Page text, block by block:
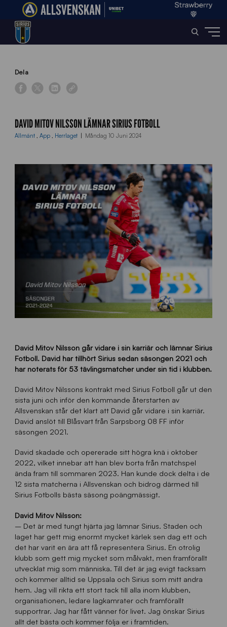
Home»
Dela
DAVID MITOV NILSSON LÄMNAR SIRIUS FOTBOLL
Allmänt , App , Herrlaget Måndag 10 Juni 2024
David Mitov Nilsson går vidare i sin karriär och lämnar Sirius
Fotboll. David har tillhört Sirius sedan säsongen 2021 och
har noterats för 53 tävlingsmatcher under sin tid i klubben.
David Mitov Nilssons kontrakt med Sirius Fotboll går ut den
sista juni och inför den kommande återstarten av
Allsvenskan står det klart att David går vidare i sin karriär.
David anslöt till Blåsvart från Sarpsborg 08 FF inför
säsongen 2021.
David skadade och opererade sitt högra knä i oktober
2022, vilket innebar att han blev borta från matchspel
ända fram till sommaren 2023. Han kunde dock delta i de
12 sista matcherna i Allsvenskan och bidrog därmed till
Sirius Fotbolls bästa säsong poängmässigt.
David Mitov Nilsson:
– Det är med tungt hjärta jag lämnar Sirius. Staden och
laget har gett mig enormt mycket kärlek sen dag ett och
det har varit en ära att få representera Sirius. En otrolig
klubb som gett mig mycket som målvakt, men framförallt
utvecklat mig som människa. Till det är jag evigt tacksam
och kommer alltid se Uppsala och Sirius som mitt andra
hem. Jag vill rikta ett stort tack till alla inom klubben,
organisationen, ledare lagkamrater och framförallt
supportrar. Jag har fått vänner för livet. Jag önskar Sirius
allt det bästa och kommer följa er i framtiden.